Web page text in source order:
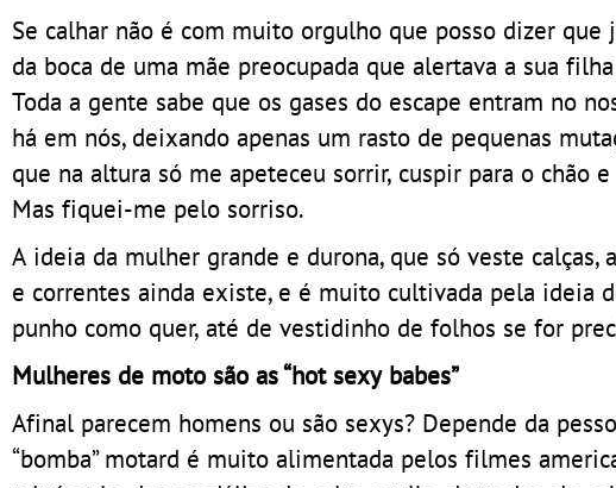
Se calhar não é com muito orgulho que posso dizer
da boca de uma mãe preocupada que alertava a sua
Toda a gente sabe que os gases do escape entram no
há em nós, deixando apenas um rasto de pequenas
que na altura só me apeteceu sorrir, cuspir para o chão
Mas fiquei-me pelo sorriso.
A ideia da mulher grande e durona, que só veste calças,
e correntes ainda existe, e é muito cultivada pela ideia
punho como quer, até de vestidinho de folhos se for
Mulheres de moto são as “hot sexy babes”
Afinal parecem homens ou são sexys? Depende da
“bomba” motard é muito alimentada pelos filmes